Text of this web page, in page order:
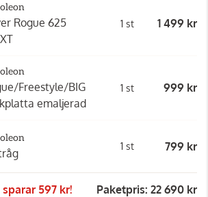
Rogue 625
1 st 1 499 kr
Freestyle/BIG
emaljerad
1 st 999 kr
1 st 799 kr
sparar 597 kr! Paketpris: 22 690 kr